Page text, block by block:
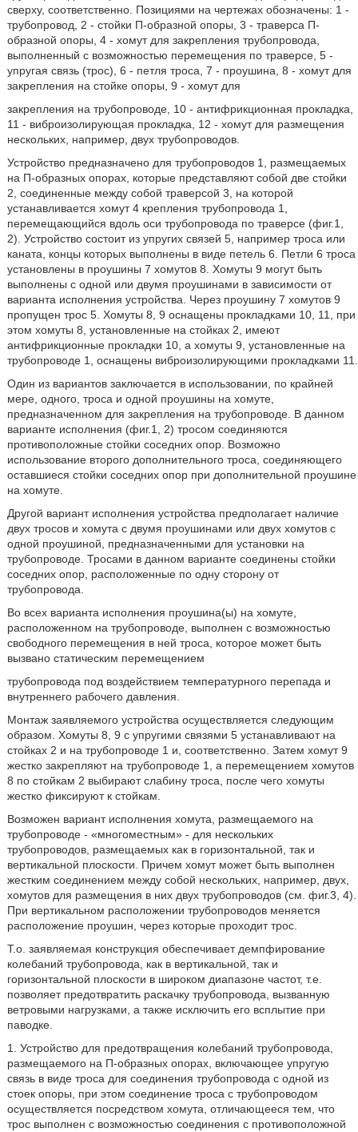
сверху, соответственно. Позициями на чертежах обозначены: 1 -
трубопровод, 2 - стойки П-образной опоры, 3 - траверса П-
образной опоры, 4 - хомут для закрепления трубопровода,
выполненный с возможностью перемещения по траверсе, 5 -
упругая связь (трос), 6 - петля троса, 7 - проушина, 8 - хомут для
закрепления на стойке опоры, 9 - хомут для
закрепления на трубопроводе, 10 - антифрикционная прокладка,
11 - виброизолирующая прокладка, 12 - хомут для размещения
нескольких, например, двух трубопроводов.
Устройство предназначено для трубопроводов 1, размещаемых
на П-образных опорах, которые представляют собой две стойки
2, соединенные между собой траверсой 3, на которой
устанавливается хомут 4 крепления трубопровода 1,
перемещающийся вдоль оси трубопровода по траверсе (фиг.1,
2). Устройство состоит из упругих связей 5, например троса или
каната, концы которых выполнены в виде петель 6. Петли 6 троса
установлены в проушины 7 хомутов 8. Хомуты 9 могут быть
выполнены с одной или двумя проушинами в зависимости от
варианта исполнения устройства. Через проушину 7 хомутов 9
пропущен трос 5. Хомуты 8, 9 оснащены прокладками 10, 11, при
этом хомуты 8, установленные на стойках 2, имеют
антифрикционные прокладки 10, а хомуты 9, установленные на
трубопроводе 1, оснащены виброизолирующими прокладками 11.
Один из вариантов заключается в использовании, по крайней
мере, одного, троса и одной проушины на хомуте,
предназначенном для закрепления на трубопроводе. В данном
варианте исполнения (фиг.1, 2) тросом соединяются
противоположные стойки соседних опор. Возможно
использование второго дополнительного троса, соединяющего
оставшиеся стойки соседних опор при дополнительной проушине
на хомуте.
Другой вариант исполнения устройства предполагает наличие
двух тросов и хомута с двумя проушинами или двух хомутов с
одной проушиной, предназначенными для установки на
трубопроводе. Тросами в данном варианте соединены стойки
соседних опор, расположенные по одну сторону от
трубопровода.
Во всех варианта исполнения проушина(ы) на хомуте,
расположенном на трубопроводе, выполнен с возможностью
свободного перемещения в ней троса, которое может быть
вызвано статическим перемещением
трубопровода под воздействием температурного перепада и
внутреннего рабочего давления.
Монтаж заявляемого устройства осуществляется следующим
образом. Хомуты 8, 9 с упругими связями 5 устанавливают на
стойках 2 и на трубопроводе 1 и, соответственно. Затем хомут 9
жестко закрепляют на трубопроводе 1, а перемещением хомутов
8 по стойкам 2 выбирают слабину троса, после чего хомуты
жестко фиксируют к стойкам.
Возможен вариант исполнения хомута, размещаемого на
трубопроводе - «многоместным» - для нескольких
трубопроводов, размещаемых как в горизонтальной, так и
вертикальной плоскости. Причем хомут может быть выполнен
жестким соединением между собой нескольких, например, двух,
хомутов для размещения в них двух трубопроводов (см. фиг.3, 4).
При вертикальном расположении трубопроводов меняется
расположение проушин, через которые проходит трос.
Т.о. заявляемая конструкция обеспечивает демпфирование
колебаний трубопровода, как в вертикальной, так и
горизонтальной плоскости в широком диапазоне частот, т.е.
позволяет предотвратить раскачку трубопровода, вызванную
ветровыми нагрузками, а также исключить его всплытие при
паводке.
1. Устройство для предотвращения колебаний трубопровода,
размещаемого на П-образных опорах, включающее упругую
связь в виде троса для соединения трубопровода с одной из
стоек опоры, при этом соединение троса с трубопроводом
осуществляется посредством хомута, отличающееся тем, что
трос выполнен с возможностью соединения с противоположной